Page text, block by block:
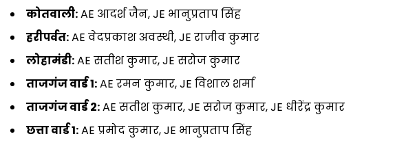
कोतवाली:AE आदर्श जैन, JE भानुप्रताप सिंह
हरीपर्वत:AE वेदप्रकाश अवस्थी, JE राजीव कुमार
लोहामंडी:AE सतीश कुमार, JE सरोज कुमार
ताजगंज वार्ड1:AE रमन कुमार, JE विशाल शर्मा
ताजगंज वार्ड2:AE सतीश कुमार, JE सरोज कुमार, JE धीरेंद्र कुमार
छत्ता वार्ड1:AE प्रमोद कुमार, JE भानुप्रताप सिंह